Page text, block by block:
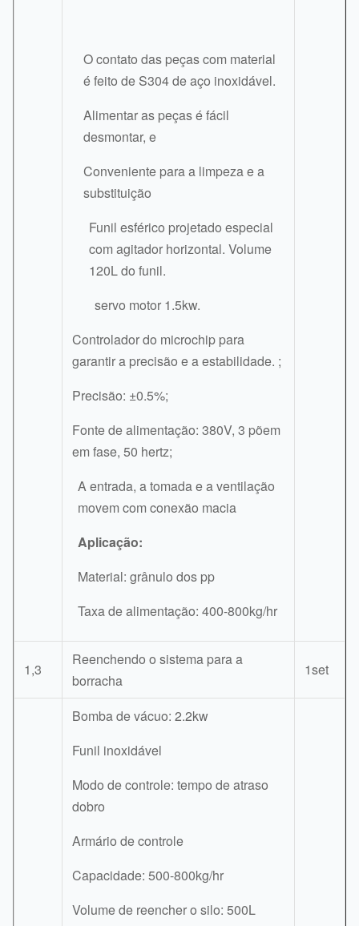
O contato das peças com material
é feito de S304 de aço inoxidável.
Alimentar as peças é fácil
desmontar, e
Conveniente para a limpeza e a
substituição
Funil esférico projetado especial
com agitador horizontal. Volume
120L do funil.
servo motor 1.5kw.
Controlador do microchip para
garantir a precisão e a estabilidade. ;
Precisão: ±0.5%;
Fonte de alimentação: 380V, 3 põem
em fase, 50 hertz;
A entrada, a tomada e a ventilação
movem com conexão macia
Aplicação:
Material: grânulo dos pp
Taxa de alimentação: 400-800kg/hr
1,3
Reenchendo o sistema para a
borracha
1set
Bomba de vácuo: 2.2kw
Funil inoxidável
Modo de controle: tempo de atraso
dobro
Armário de controle
Capacidade: 500-800kg/hr
Volume de reencher o silo: 500L